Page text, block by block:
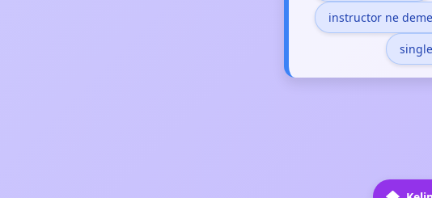
instructor ne